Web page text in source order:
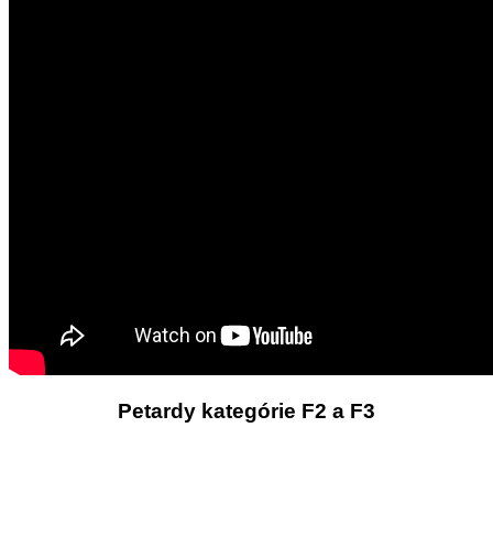
Petardy kategórie F2 a F3